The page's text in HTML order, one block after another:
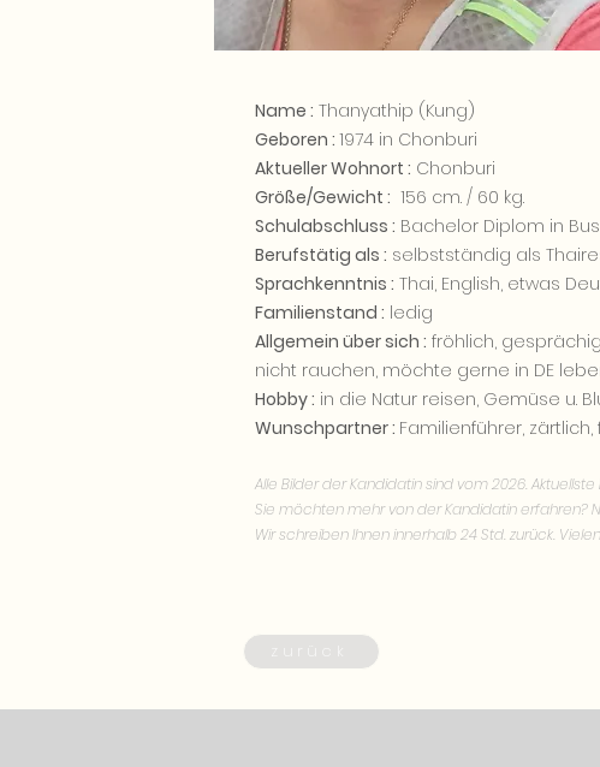
Name : Thanyathip (Kung)
Geboren : 1974 in Chonburi
Aktueller Wohnort : Chonburi
Größe/Gewicht : 156 cm. / 60 kg.
Schulabschluss : Bachelor Diplom in
Berufstätig als : selbstständig als
Sprachkenntnis : Thai, English, etwas
Familienstand : ledig
Allgemein über sich : fröhlich,
nicht rauchen, möchte gerne in DE
Hobby : in die Natur reisen, Gemüse u.
Wunschpartner : Familienführer,
Alle Bilder der Kandidatin sind vom 2026.
Sie möchten mehr von der Kandidatin erfahren?
Wir schreiben Ihnen innerhalb 24 Std. zurück.
zurück